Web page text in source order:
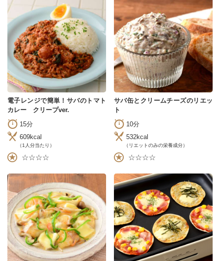
電子レンジで簡単！サバのトマト
カレー クリープver.
15分
609kcal
（1人分当たり）
☆☆☆☆
サバ缶とクリームチーズのリエッ
ト
10分
532kcal
（リエットのみの栄養成分）
☆☆☆☆